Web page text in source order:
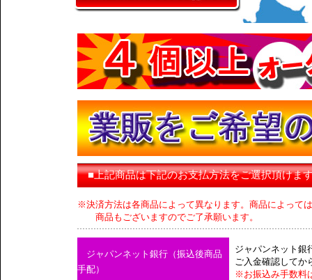
■上記商品は下記のお支払方法をご選択頂けま
※決済方法は各商品によって異なります。商品によって
商品もございますのでご了承願います。
ジャパンネット銀行（振込後商品
手配）
ジャパンネット銀
ご入金確認してか
※お振込み手数料